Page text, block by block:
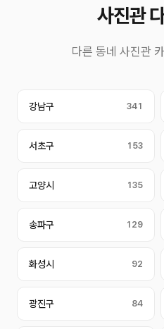
사진관
다른 동네 사진관
강남구 341
서초구 153
고양시 135
송파구 129
화성시 92
광진구 84